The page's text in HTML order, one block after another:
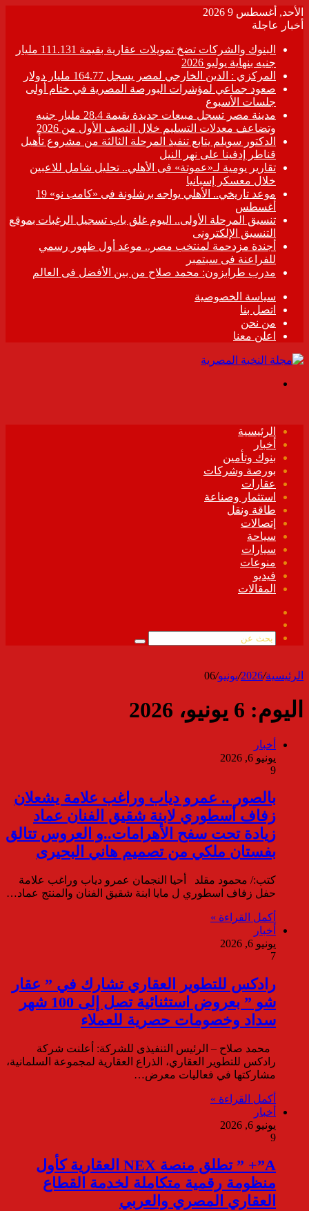
الأحد, أغسطس 9 2026
أخبار عاجلة
البنوك والشركات تضخ تمويلات عقارية بقيمة 111.131 مليار
جنيه بنهاية يوليو 2026
المركزي : الدين الخارجي لمصر يسجل 164.77 مليار دولار
صعود جماعي لمؤشرات البورصة المصرية في ختام أولى
جلسات الأسبوع
مدينة مصر تسجل مبيعات جديدة بقيمة 28.4 مليار جنيه
وتضاعف معدلات التسليم خلال النصف الأول من 2026
الدكتور سويلم يتابع تنفيذ المرحلة الثالثة من مشروع تأهيل
قناطر إدفينا على نهر النيل
تقارير يومية لـ«عموتة» فى الأهلي.. تحليل شامل للاعبين
خلال معسكر إسبانيا
موعد تاريخي.. الأهلي يواجه برشلونة فى «كامب نو» 19
أغسطس
تنسيق المرحلة الأولى.. اليوم غلق باب تسجيل الرغبات بموقع
التنسيق الإلكترونى
أجندة مزدحمة لمنتخب مصر.. موعد أول ظهور رسمي
للفراعنة فى سبتمبر
مدرب طرابزون: محمد صلاح من بين الأفضل فى العالم
سياسة الخصوصية
اتصل بنا
من نحن
اعلن معنا
الرئيسية
أخبار
بنوك وتأمين
بورصة وشركات
عقارات
استثمار وصناعة
طاقة ونقل
إتصالات
سياحة
سيارات
منوعات
فيديو
المقالات
الموقع
بحث
الرئيسية/
2026
/يونيو/
06
اليوم: 6 يونيو، 2026
أخبار
يونيو 6, 2026
9
بالصور .. عمرو دياب وراغب علامة يشعلان
زفاف أسطوري لابنة شقيق الفنان عماد
زيادة تحت سفح الأهرامات..و العروس تتالق
بفستان ملكي من تصميم هاني البحيرى
كتب:/ محمود مقلد أحيا النجمان عمرو دياب وراغب علامة
حفل زفاف اسطوري ل مايا ابنة شقيق الفنان والمنتج عماد…
أكمل القراءة »
أخبار
يونيو 6, 2026
7
رادكس للتطوير العقاري تشارك في ” عقار
شو ” بعروض استثنائية تصل إلى 100 شهر
سداد وخصومات حصرية للعملاء
محمد صلاح – الرئيس التنفيذى للشركة: أعلنت شركة
رادكس للتطوير العقاري، الذراع العقارية لمجموعة السلمانية،
مشاركتها في فعاليات معرض…
أكمل القراءة »
أخبار
يونيو 6, 2026
9
A”+ ” تطلق منصة NEX العقارية كأول
منظومة رقمية متكاملة لخدمة القطاع
العقاري المصري والعربي